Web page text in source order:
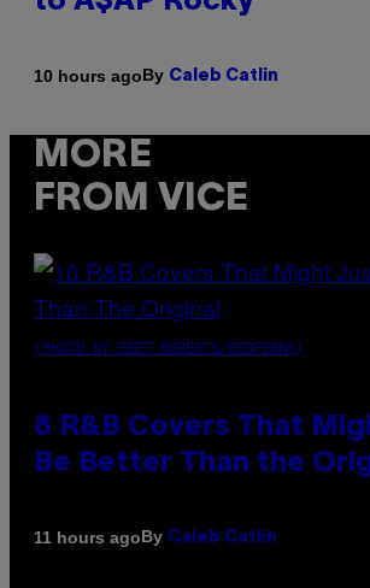
10 hours agoBy Caleb Catlin
MORE
FROM VICE
(PHOTO BY EBET ROBERTS/REDFERNS)
8 R&B Covers That
Be Better Than the
11 hours agoBy Caleb Catlin